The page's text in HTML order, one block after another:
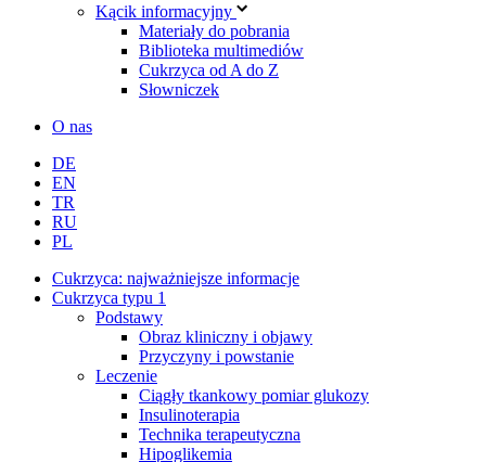
Kącik informacyjny
Materiały do pobrania
Biblioteka multimediów
Cukrzyca od A do Z
Słowniczek
O nas
DE
EN
TR
RU
PL
Cukrzyca: najważniejsze informacje
Cukrzyca typu 1
Podstawy
Obraz kliniczny i objawy
Przyczyny i powstanie
Leczenie
Ciągły tkankowy pomiar glukozy
Insulinoterapia
Technika terapeutyczna
Hipoglikemia